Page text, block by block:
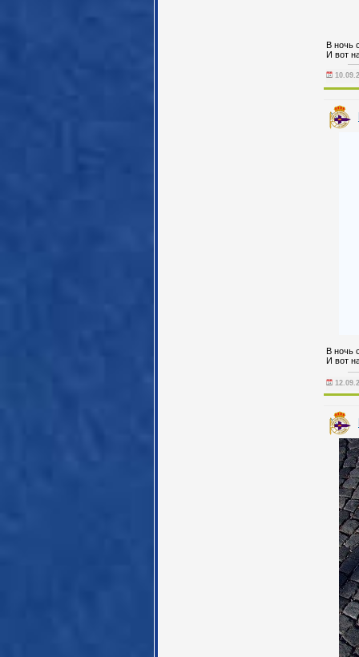
В ночь
И вот
В ночь
И вот